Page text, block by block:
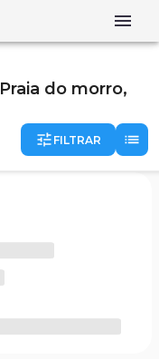
Praia do morro,
FILTRAR